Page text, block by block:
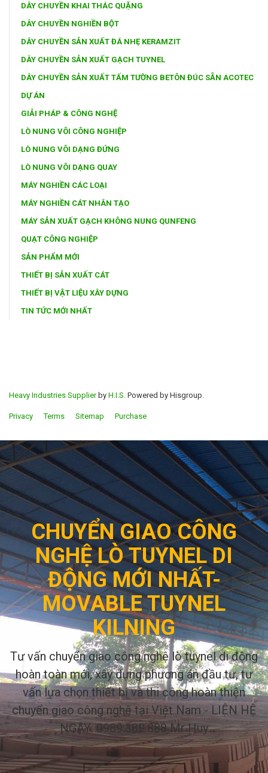
DÂY CHUYỀN KHAI THÁC QUẶNG
DÂY CHUYỀN NGHIỀN BỘT
DÂY CHUYỀN SẢN XUẤT ĐÁ NHẸ KERAMZIT
DÂY CHUYỀN SẢN XUẤT GẠCH TUYNEL
DÂY CHUYỀN SẢN XUẤT TẤM TƯỜNG BETÔN ĐÚC SẴN ACOTEC
DỰ ÁN
GIẢI PHÁP & CÔNG NGHỆ
LÒ NUNG VÔI CÔNG NGHIỆP
LÒ NUNG VÔI DẠNG ĐỨNG
LÒ NUNG VÔI DẠNG QUAY
MÁY NGHIỀN CÁC LOẠI
MÁY NGHIỀN CÁT NHÂN TẠO
MÁY SẢN XUẤT GẠCH KHÔNG NUNG QUNFENG
QUẠT CÔNG NGHIỆP
SẢN PHẨM MỚI
THIẾT BỊ SẢN XUẤT CÁT
THIẾT BỊ VẬT LIỆU XÂY DỰNG
TIN TỨC MỚI NHẤT
Heavy Industries Supplierby H.I.S. Powered by Hisgroup.
Privacy Terms Sitemap Purchase
CHUYỂN GIAO CÔNG
NGHỆ LÒ TUYNEL DI
ĐỘNG MỚI NHẤT-
MOVABLE TUYNEL
KILNING
Tư vấn chuyển giao công nghệ lò tuynel di động
hoàn toàn mới, xây dựng phương án đầu tư, tư
vấn lựa chọn thiết bị và thi công hoàn thiện
chuyển giao công nghệ tại Việt Nam - LIÊN HỆ
NGAY: 0989.382.888 Mr Huy